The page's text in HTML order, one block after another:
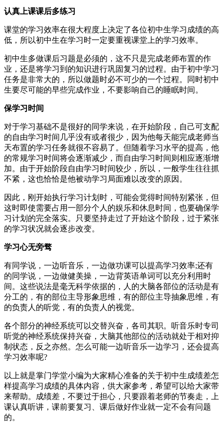
认真上课课后多练习
课堂的学习效率在很大程度上决定了各位初中生学习成绩的高
低，所以初中生在学习时一定要重视课堂上的学习效率。
初中生多做课后习题是必须的，这不只是完成老师布置的作
业，还是将学习到的知识进行巩固复习的过程。由于初中学习
任务是非常大的，所以做题时必不可少的一个过程。同时初中
生要尽可能的早些完成作业，不要影响自己的睡眠时间。
保学习时间
对于学习基础不是很好的同学来说，在开始阶段，自己可支配
的自由学习时间几乎没有或者很少，因为他每天能完成老师当
天布置的学习任务就很不容易了。但随着学习水平的提高，他
的常规学习时间将会逐渐减少，而自由学习时间则相应逐渐增
加。由于开始阶段自由学习时间较少，所以，一般学生往往抓
不紧，这也恰恰是他被动学习局面难以改变的原因。
因此，刚开始执行学习计划时，可能会觉得时间特别紧张，但
这时即使需要占用一部分个人的娱乐和休息时间，也要确保学
习计划的完全落实。只要坚持走过了开始这个阶段，过于紧张
的学习状况就会逐步改变。
学习心无旁骛
有同学说，一边听音乐，一边做功课可以提高学习效率;还有
的同学说，一边做健美操，一边背英语单词可以充分利用时
间。这些说法是毫无科学依据的，人的大脑各部位的活动是有
分工的，有的部位主导形象思维，有的部位主导抽象思维，有
的负责人的听觉，有的负责人的视觉。
各个部分的神经系统可以交替兴奋，各司其职。听音乐时专司
听觉的神经系统保持兴奋，大脑其他部位的活动就处于相对抑
制状态，反之亦然。怎么可能一边听音乐一边学习，还会提高
学习效率呢?
以上就是掌门学堂小编为大家精心准备的关于初中生成绩差怎
样提高学习成绩的具体内容，供大家参考，希望可以给大家带
来帮助。成绩差，不要过于担心，只要跟着老师的节奏走，上
课认真听讲，课前要复习、课后做好作业就一定不会有问题
的。